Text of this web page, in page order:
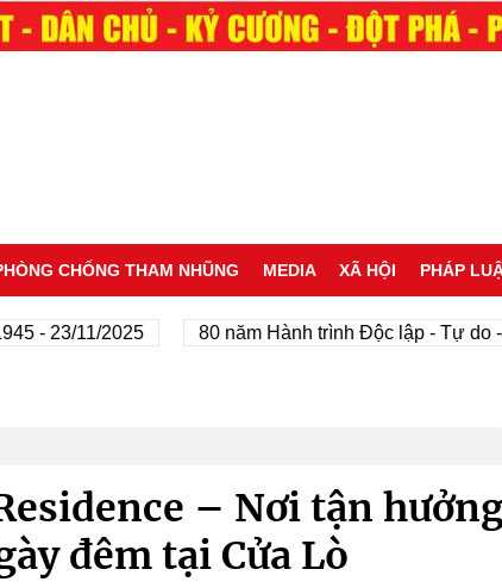
CHỐNG THAM NHŨNG MEDIA XÃ HỘI PHÁP
11/2025 80 năm Hành trình Độc lập - Tự do -
– Nơi tận
đêm tại Cửa Lò